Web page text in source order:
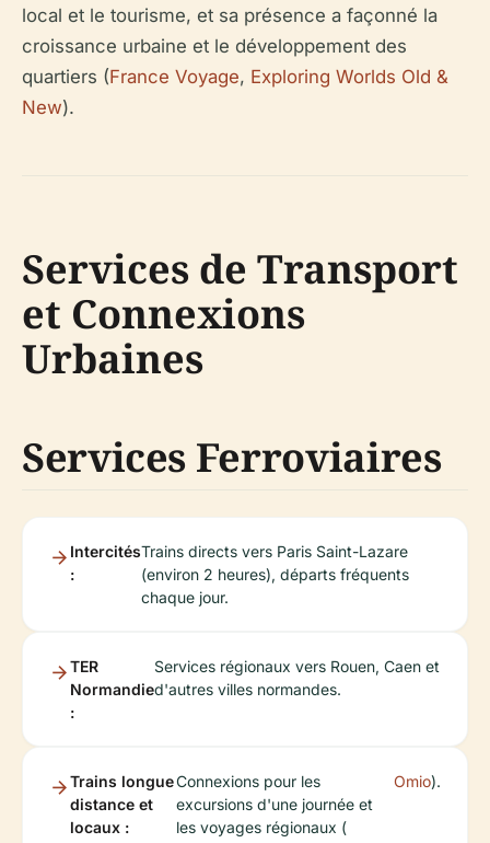
local et le tourisme, et sa présence a façonné la
croissance urbaine et le développement des
quartiers (France Voyage, Exploring Worlds Old &
New).
Services de Transport
et Connexions
Urbaines
Services Ferroviaires
Intercités
:
Trains directs vers Paris Saint-Lazare
(environ 2 heures), départs fréquents
chaque jour.
TER
Normandie
:
Services régionaux vers Rouen, Caen et
d'autres villes normandes.
Trains longue
distance et
locaux :
Connexions pour les
excursions d'une journée et
les voyages régionaux (
Omio).